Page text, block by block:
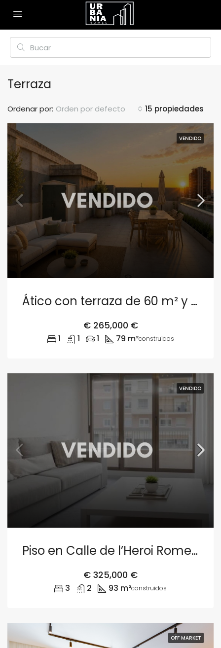
Terraza
15 propiedades
Ordenar por: Orden por defecto
VENDIDO
Ático con terraza de 60 m² y garaje en Valencia
€265,000 €
1 1 1 79 m²construidos
VENDIDO
Piso en Calle de l’Heroi Romeu 5, Arrancapins, Extramurs, València
€ 325,000 €
3 2 93 m²construidos
OFF MARKET